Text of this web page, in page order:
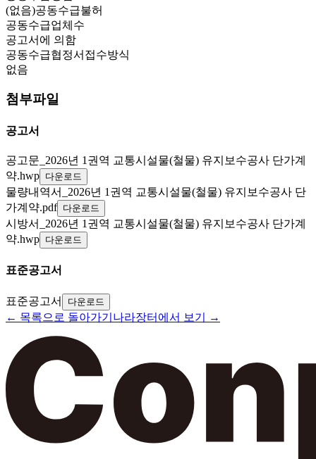
(없음)공동수급불허
공동수급업체수
공고서에 의함
공동수급협정서접수방식
없음
첨부파일
공고서
공고문_2026년 1권역 교통시설물(철물) 유지보수공사 단가계
약.hwp 다운로드
물량내역서_2026년 1권역 교통시설물(철물) 유지보수공사 단
가계약.pdf 다운로드
시방서_2026년 1권역 교통시설물(철물) 유지보수공사 단가계
약.hwp 다운로드
표준공고서
표준공고서 다운로드
← 목록으로 돌아가기 나라장터에서 보기 →